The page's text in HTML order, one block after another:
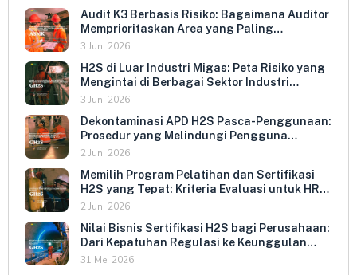
Audit K3 Berbasis Risiko: Bagaimana Auditor
Memprioritaskan Area yang Paling
Menentukan Kepatuhan Perusahaan
3 Juni 2026
H2S di Luar Industri Migas: Peta Risiko yang
Mengintai di Berbagai Sektor Industri
Indonesia
3 Juni 2026
Dekontaminasi APD H2S Pasca-Penggunaan:
Prosedur yang Melindungi Pengguna
Berikutnya dan Memperpanjang Umur
2 Juni 2026
Memilih Program Pelatihan dan Sertifikasi
H2S yang Tepat: Kriteria Evaluasi untuk HR
dan HSE Manager
2 Juni 2026
Nilai Bisnis Sertifikasi H2S bagi Perusahaan:
Dari Kepatuhan Regulasi ke Keunggulan
Kompetitif
31 Mei 2026